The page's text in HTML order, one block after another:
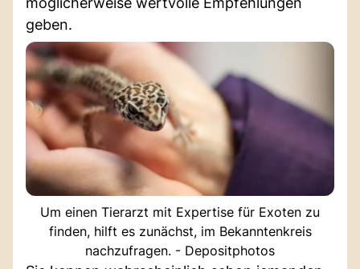
geben.
Um einen Tierarzt mit Expertise für Exoten zu
finden, hilft es zunächst, im Bekanntenkreis
nachzufragen. - Depositphotos